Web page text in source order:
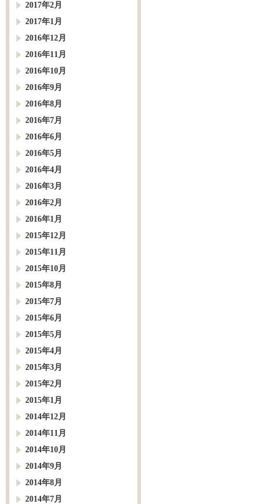
2017年2月
2017年1月
2016年12月
2016年11月
2016年10月
2016年9月
2016年8月
2016年7月
2016年6月
2016年5月
2016年4月
2016年3月
2016年2月
2016年1月
2015年12月
2015年11月
2015年10月
2015年8月
2015年7月
2015年6月
2015年5月
2015年4月
2015年3月
2015年2月
2015年1月
2014年12月
2014年11月
2014年10月
2014年9月
2014年8月
2014年7月